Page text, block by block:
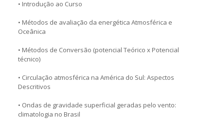
• Introdução ao Curso
• Métodos de avaliação da energética Atmosférica e
Oceânica
• Métodos de Conversão (potencial Teórico x Potencial
técnico)
• Circulação atmosférica na América do Sul: Aspectos
Descritivos
• Ondas de gravidade superficial geradas pelo vento:
climatologia no Brasil